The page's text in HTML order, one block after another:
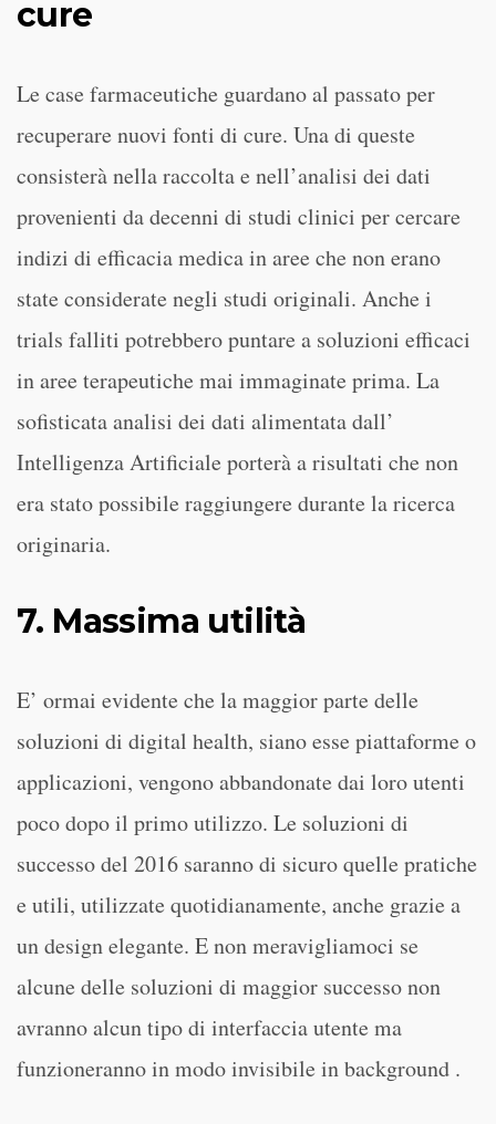
cure
Le case farmaceutiche guardano al passato per
recuperare nuovi fonti di cure. Una di queste
consisterà nella raccolta e nell’analisi dei dati
provenienti da decenni di studi clinici per cercare
indizi di efficacia medica in aree che non erano
state considerate negli studi originali. Anche i
trials falliti potrebbero puntare a soluzioni efficaci
in aree terapeutiche mai immaginate prima. La
sofisticata analisi dei dati alimentata dall’
Intelligenza Artificiale porterà a risultati che non
era stato possibile raggiungere durante la ricerca
originaria.
7. Massima utilità
E’ ormai evidente che la maggior parte delle
soluzioni di digital health, siano esse piattaforme o
applicazioni, vengono abbandonate dai loro utenti
poco dopo il primo utilizzo. Le soluzioni di
successo del 2016 saranno di sicuro quelle pratiche
e utili, utilizzate quotidianamente, anche grazie a
un design elegante. E non meravigliamoci se
alcune delle soluzioni di maggior successo non
avranno alcun tipo di interfaccia utente ma
funzioneranno in modo invisibile in background .